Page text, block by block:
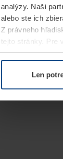
analýzy. Naši
alebo ste ich
Z právneho
tejto stránky. Pre
alebo odvolať vo
Len